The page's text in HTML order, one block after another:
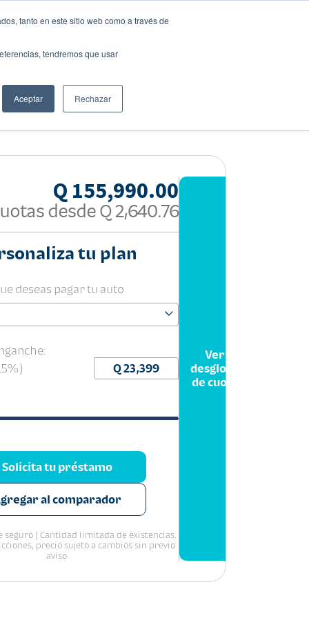
tanto en este sitio web como a través de
tendremos que usar
Aceptar Rechazar
Compartir:
Q 155,990.00
desde Q 2,640.76
tu plan
deseas pagar tu auto
Solicita tu préstamo
al comparador
seguro | Cantidad limitada de existencias.
precio sujeto a cambios sin previo
aviso.
Ver
desglose
de cuota